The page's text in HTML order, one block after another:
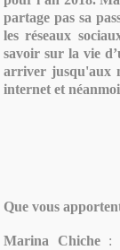
partage pas sa
les réseaux
savoir sur la vie
arriver jusqu'aux
internet et
Que vous
Marina Chiche: